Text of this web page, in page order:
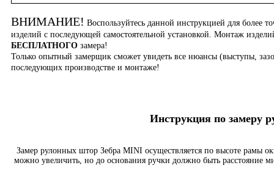
ВНИМАНИЕ! Воспользуйтесь данной инструкцией для более
изделий с последующей самостоятельной установкой. Монтаж
БЕСПЛАТНОГО замера!
Только опытный замерщик сможет увидеть все нюансы (выступы,
последующих производстве и монтаже!
Инструкция по
Замер рулонных штор Зебра MINI осуществляется по высоте рамы
можно увеличить, но до основания ручки должно быть расстояние